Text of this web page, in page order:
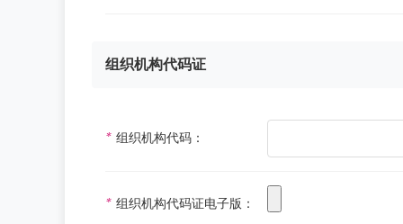
组织机构代码证
* 组织机构代码：
* 组织机构代码证电子版：